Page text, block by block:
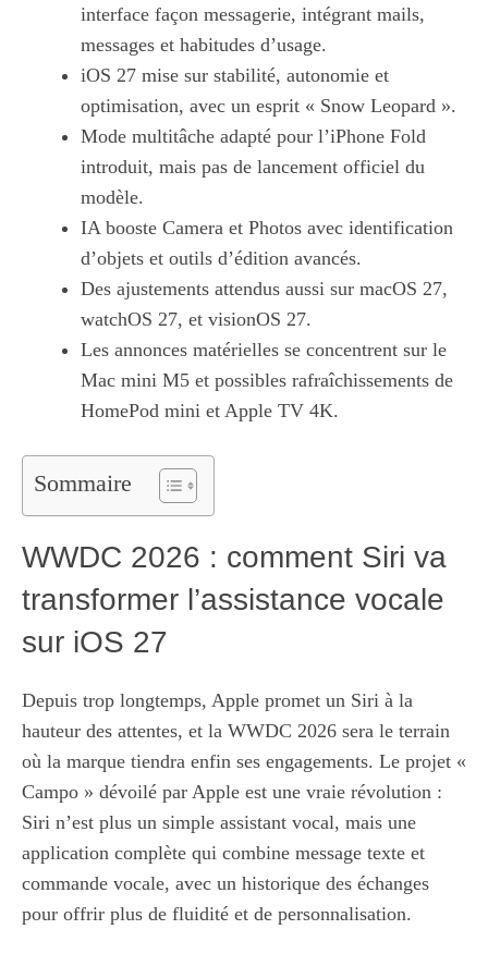
interface façon messagerie, intégrant mails,
messages et habitudes d’usage.
iOS 27 mise sur stabilité, autonomie et
optimisation, avec un esprit « Snow Leopard ».
Mode multitâche adapté pour l’iPhone Fold
introduit, mais pas de lancement officiel du
modèle.
IA booste Camera et Photos avec identification
d’objets et outils d’édition avancés.
Des ajustements attendus aussi sur macOS 27,
watchOS 27, et visionOS 27.
Les annonces matérielles se concentrent sur le
Mac mini M5 et possibles rafraîchissements de
HomePod mini et Apple TV 4K.
Sommaire
WWDC 2026 : comment Siri va
transformer l’assistance vocale
sur iOS 27
Depuis trop longtemps, Apple promet un Siri à la
hauteur des attentes, et la WWDC 2026 sera le terrain
où la marque tiendra enfin ses engagements. Le projet «
Campo » dévoilé par Apple est une vraie révolution :
Siri n’est plus un simple assistant vocal, mais une
application complète qui combine message texte et
commande vocale, avec un historique des échanges
pour offrir plus de fluidité et de personnalisation.